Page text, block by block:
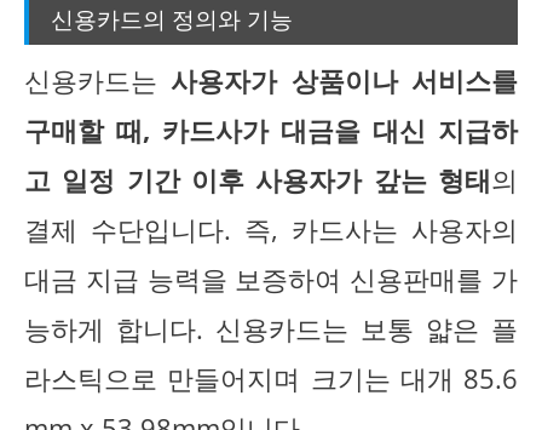
신용카드의 정의와 기능
신용카드는사용자가 상품이나 서비스를
구매할 때, 카드사가 대금을 대신 지급하
고 일정 기간 이후 사용자가 갚는 형태의
결제 수단입니다. 즉, 카드사는 사용자의
대금 지급 능력을 보증하여 신용판매를 가
능하게 합니다. 신용카드는 보통 얇은 플
라스틱으로 만들어지며 크기는 대개 85.6